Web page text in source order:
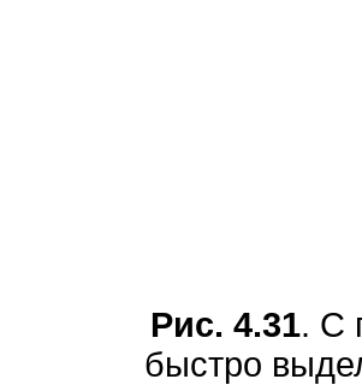
Рис. 4.31. С
быстро